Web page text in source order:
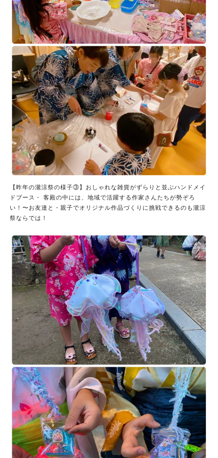
【昨年の瀧涼祭の様子③】おしゃれな雑貨がずらりと並ぶハンドメイ
ドブース・ 客殿の中には、地域で活躍する作家さんたちが勢ぞろ
い！〜お友達と・親子でオリジナル作品づくりに挑戦できるのも瀧涼
祭ならでは！